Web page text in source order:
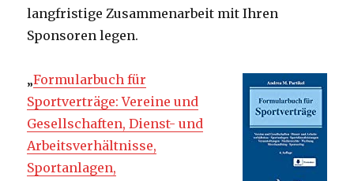
langfristige Zusammenarbeit mit Ihren
Sponsoren legen.
„Formularbuch für
Sportverträge: Vereine und
Gesellschaften, Dienst- und
Arbeitsverhältnisse,
Sportanlagen,